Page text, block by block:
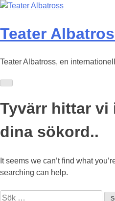
Skip
content
Teater
Teater Albatross, en
Tyvärr hittar vi
dina sökord..
It seems we can’t find what
searching can help.
Sök